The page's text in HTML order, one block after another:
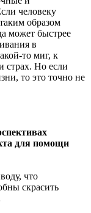
человеку
образом
может быстрее
в
то миг, к
страх. Но если
то это точно не
для помощи
что
скрасить